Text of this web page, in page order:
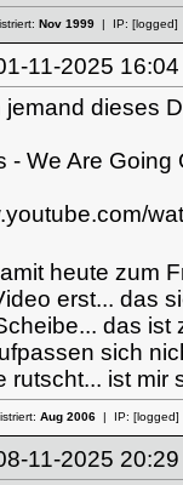
Nov 1999| IP: [logged]
11-2025
jemand dieses
- We Are Going
heute zum
erst... das
das ist
sich
rutscht... ist mir
Aug 2006| IP: [logged]
11-2025